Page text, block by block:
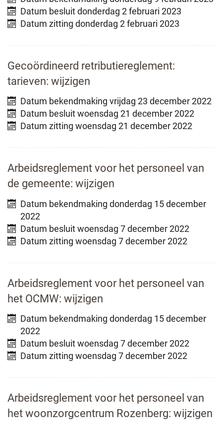
Datum besluitdonderdag 2 februari 2023
Datum zitting donderdag 2 februari 2023
Gecoördineerd retributiereglement:
tarieven: wijzigen
Datum bekendmaking vrijdag 23 december 2022
Datum besluitwoensdag 21 december 2022
Datum zitting woensdag 21 december 2022
Arbeidsreglement voor het personeel van
de gemeente: wijzigen
Datum bekendmaking donderdag 15 december
2022
Datum besluitwoensdag 7 december 2022
Datum zitting woensdag 7 december 2022
Arbeidsreglement voor het personeel van
het OCMW: wijzigen
Datum bekendmaking donderdag 15 december
2022
Datum besluitwoensdag 7 december 2022
Datum zitting woensdag 7 december 2022
Arbeidsreglement voor het personeel van
het woonzorgcentrum Rozenberg: wijzigen